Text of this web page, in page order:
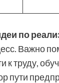
по
Важно
к труду,
пути